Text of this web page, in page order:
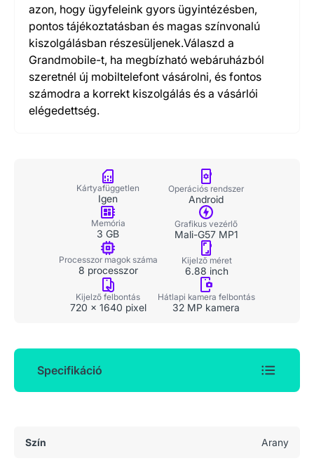
azon, hogy ügyfeleink gyors ügyintézésben,
pontos tájékoztatásban és magas színvonalú
kiszolgálásban részesüljenek.Válaszd a
Grandmobile-t, ha megbízható webáruházból
szeretnél új mobiltelefont vásárolni, és fontos
számodra a korrekt kiszolgálás és a vásárlói
elégedettség.
Kártyafüggetlen
Igen
Operációs rendszer
Android
Memória
3 GB
Grafikus vezérlő
Mali-G57 MP1
Processzor magok száma
8 processzor
Kijelző méret
6.88 inch
Kijelző felbontás
720 x 1640 pixel
Hátlapi kamera felbontás
32 MP kamera
Specifikáció
Szín Arany